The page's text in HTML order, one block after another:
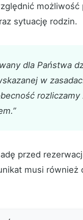
sytuację rodzin.
dla Państwa
w
rozliczamy
przed
musi również